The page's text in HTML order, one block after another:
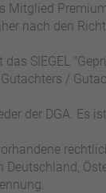
Mitglied
nach den
SIEGEL
/
der DGA. Es